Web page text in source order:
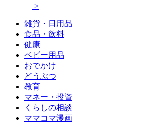
>
雑貨・日用品
食品・飲料
健康
ベビー用品
おでかけ
どうぶつ
教育
マネー・投資
くらしの相談
ママコマ漫画